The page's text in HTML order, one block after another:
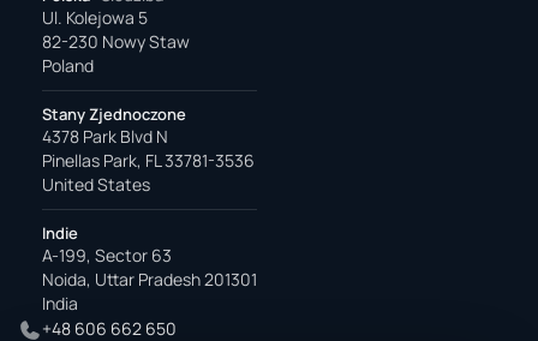
Ul. Kolejowa 5
82-230 Nowy Staw
Poland
Stany Zjednoczone
4378 Park Blvd N
Pinellas Park, FL 33781-3536
United States
Indie
A-199, Sector 63
Noida, Uttar Pradesh 201301
India
+48 606 662 650